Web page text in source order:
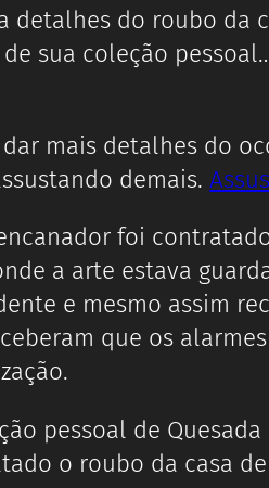
do roubo da
sua coleção
mais detalhes do
demais.
foi
a arte estava
e mesmo assim
que os
pessoal de Quesada
o roubo da casa de